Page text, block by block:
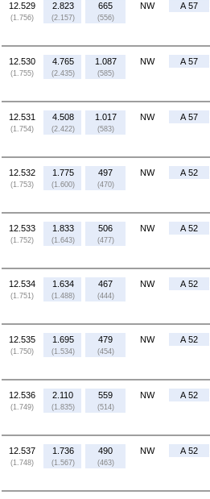
12.529
(1.756)
2.823
(2.157)
665
(556)
NW A 57
12.530
(1.755)
4.765
(2.435)
1.087
(585)
NW A 57
12.531
(1.754)
4.508
(2.422)
1.017
(583)
NW A 57
12.532
(1.753)
1.775
(1.600)
497
(470)
NW A 52
12.533
(1.752)
1.833
(1.643)
506
(477)
NW A 52
12.534
(1.751)
1.634
(1.488)
467
(444)
NW A 52
12.535
(1.750)
1.695
(1.534)
479
(454)
NW A 52
12.536
(1.749)
2.110
(1.835)
559
(514)
NW A 52
12.537
(1.748)
1.736
(1.567)
490
(463)
NW A 52